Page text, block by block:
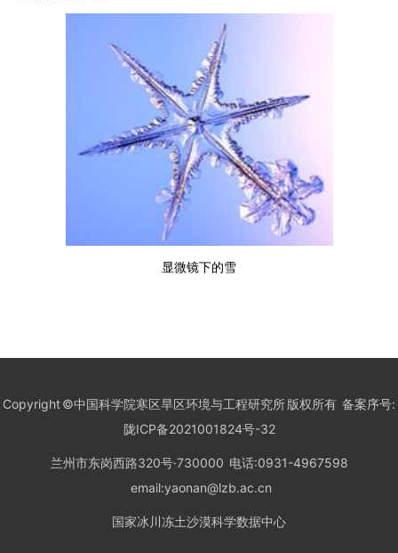
显微镜下的雪
Copyright ©中国科学院寒区旱区环境与工程研究所 版权所有 备案序号:
陇ICP备2021001824号-32
兰州市东岗西路320号·730000 电话:0931-4967598
email:yaonan@lzb.ac.cn
国家冰川冻土沙漠科学数据中心